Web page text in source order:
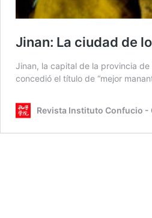
Jinan: La ciudad de
Jinan, la capital de la provincia
concedió el título de “mejor
Revista Instituto Confucio -